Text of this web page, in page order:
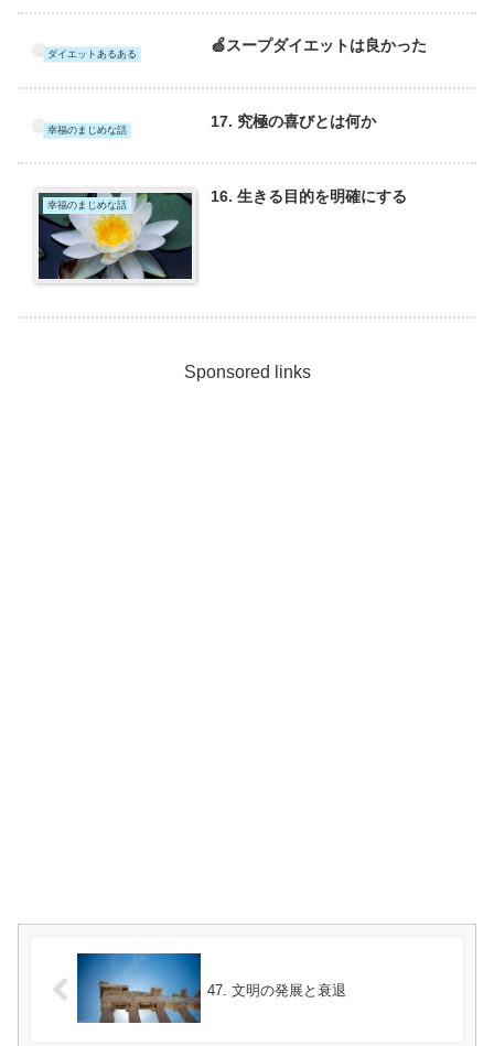
ダイエットあるある 🍏スープダイエットは良かった
幸福のまじめな話 17. 究極の喜びとは何か
幸福のまじめな話 16. 生きる目的を明確にする
Sponsored links
47. 文明の発展と衰退